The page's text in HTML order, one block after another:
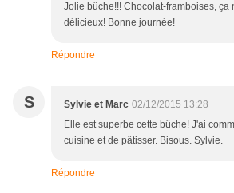
Jolie bûche!!! Chocolat-framboises, ça
délicieux! Bonne journée!
Répondre
S Sylvie et Marc 02/12/2015 13:28
Elle est superbe cette bûche! J'ai
cuisine et de pâtisser. Bisous. Sylvie.
Répondre